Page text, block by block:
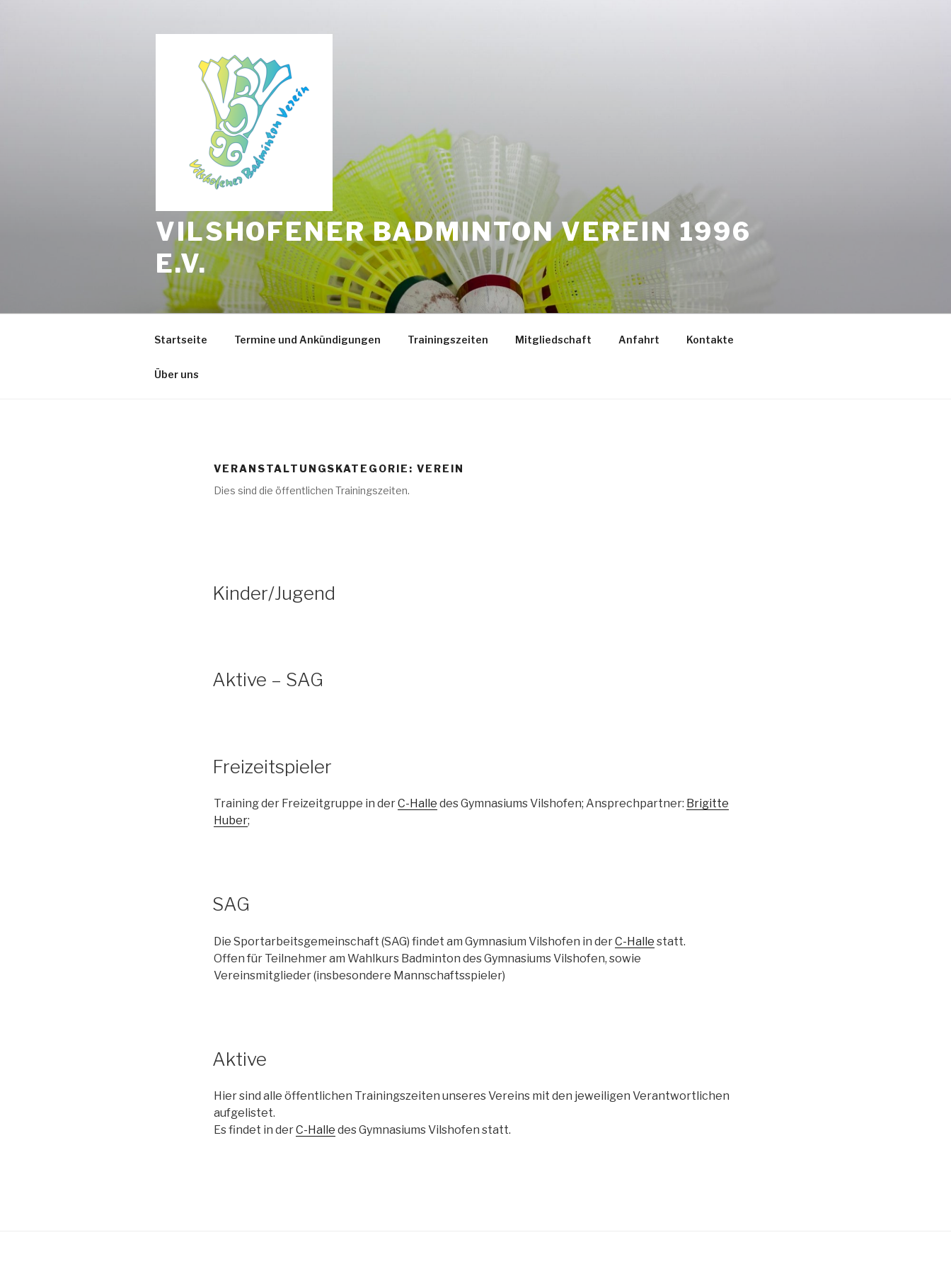
VILSHOFENER BADMINTON VEREIN 1996
E.V.
Startseite Termine und Ankündigungen Trainingszeiten Mitgliedschaft Anfahrt Kontakte
Über uns
VERANSTALTUNGSKATEGORIE:VEREIN
Dies sind die öffentlichen Trainingszeiten.
Kinder/Jugend
Aktive – SAG
Freizeitspieler
Training der Freizeitgruppe in derC-Halle des Gymnasiums Vilshofen; Ansprechpartner: Brigitte
Huber;
SAG
Die Sportarbeitsgemeinschaft (SAG) findet am Gymnasium Vilshofen in derC-Halle statt.
Offen für Teilnehmer am Wahlkurs Badminton des Gymnasiums Vilshofen, sowie
Vereinsmitglieder (insbesondere Mannschaftsspieler)
Aktive
Hier sind alle öffentlichen Trainingszeiten unseres Vereins mit den jeweiligen Verantwortlichen
aufgelistet.
Es findet in derC-Halle des Gymnasiums Vilshofen statt.